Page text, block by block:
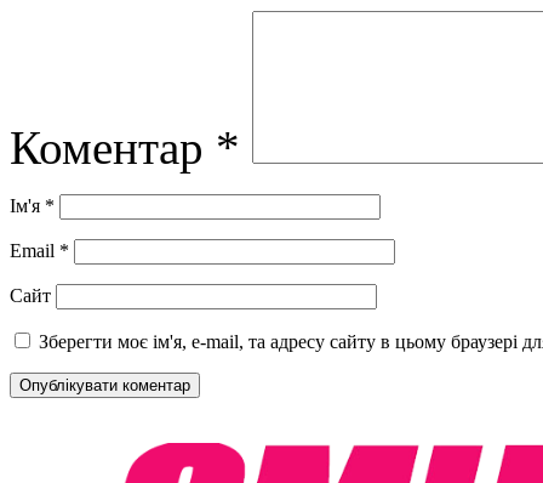
Коментар *
Ім'я *
Email *
Сайт
Зберегти моє ім'я, e-mail, та адресу сайту в цьому браузері